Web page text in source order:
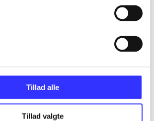
Tillad alle
Tillad valgte